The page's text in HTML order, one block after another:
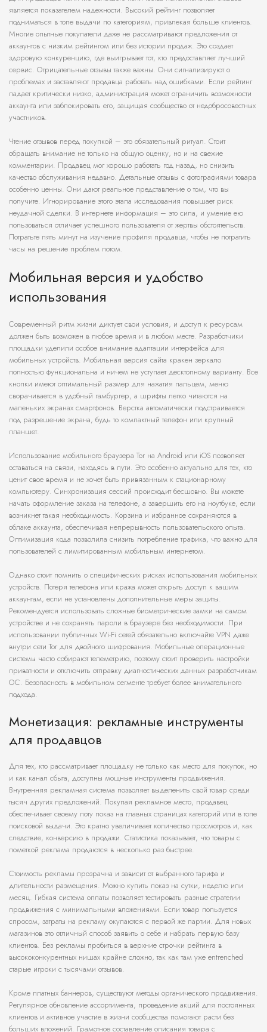
является показателем надежности. Высокий рейтинг позволяет
подниматься в топе выдачи по категориям, привлекая больше клиентов.
Многие опытные покупатели даже не рассматривают предложения от
аккаунтов с низким рейтингом или без истории продаж. Это создает
здоровую конкуренцию, где выигрывает тот, кто предоставляет лучший
сервис. Отрицательные отзывы также важны. Они сигнализируют о
проблемах и заставляют продавца работать над ошибками. Если рейтинг
падает критически низко, администрация может ограничить возможности
аккаунта или заблокировать его, защищая сообщество от недобросовестных
участников.
Чтение отзывов перед покупкой – это обязательный ритуал. Стоит
обращать внимание не только на общую оценку, но и на свежие
комментарии. Продавец мог хорошо работать год назад, но снизить
качество обслуживания недавно. Детальные отзывы с фотографиями товара
особенно ценны. Они дают реальное представление о том, что вы
получите. Игнорирование этого этапа исследования повышает риск
неудачной сделки. В интернете информация – это сила, и умение ею
пользоваться отличает успешного пользователя от жертвы обстоятельств.
Потратьте пять минут на изучение профиля продавца, чтобы не потратить
часы на решение проблем потом.
Мобильная версия и удобство
использования
Современный ритм жизни диктует свои условия, и доступ к ресурсам
должен быть возможен в любое время и в любом месте. Разработчики
площадки уделили особое внимание адаптации интерфейса для
мобильных устройств. Мобильная версия сайта кракен зеркало
полностью функциональна и ничем не уступает десктопному варианту. Все
кнопки имеют оптимальный размер для нажатия пальцем, меню
сворачивается в удобный гамбургер, а шрифты легко читаются на
маленьких экранах смартфонов. Верстка автоматически подстраивается
под разрешение экрана, будь то компактный телефон или крупный
планшет.
Использование мобильного браузера Tor на Android или iOS позволяет
оставаться на связи, находясь в пути. Это особенно актуально для тех, кто
ценит свое время и не хочет быть привязанным к стационарному
компьютеру. Синхронизация сессий происходит бесшовно. Вы можете
начать оформление заказа на телефоне, а завершить его на ноутбуке, если
возникнет такая необходимость. Корзина и избранное сохраняются в
облаке аккаунта, обеспечивая непрерывность пользовательского опыта.
Оптимизация кода позволила снизить потребление трафика, что важно для
пользователей с лимитированным мобильным интернетом.
Однако стоит помнить о специфических рисках использования мобильных
устройств. Потеря телефона или кража может открыть доступ к вашим
аккаунтам, если не установлены дополнительные меры защиты.
Рекомендуется использовать сложные биометрические замки на самом
устройстве и не сохранять пароли в браузере без необходимости. При
использовании публичных Wi-Fi сетей обязательно включайте VPN даже
внутри сети Tor для двойного шифрования. Мобильные операционные
системы часто собирают телеметрию, поэтому стоит проверить настройки
приватности и отключить отправку диагностических данных разработчикам
ОС. Безопасность в мобильном сегменте требует более внимательного
подхода.
Монетизация: рекламные инструменты
для продавцов
Для тех, кто рассматривает площадку не только как место для покупок, но
и как канал сбыта, доступны мощные инструменты продвижения.
Внутренняя рекламная система позволяет выделенить свой товар среди
тысяч других предложений. Покупая рекламное место, продавец
обеспечивает своему лоту показ на главных страницах категорий или в топе
поисковой выдачи. Это кратно увеличивает количество просмотров и, как
следствие, конверсию в продажи. Статистика показывает, что товары с
пометкой реклама продаются в несколько раз быстрее.
Стоимость рекламы прозрачна и зависит от выбранного тарифа и
длительности размещения. Можно купить показ на сутки, неделю или
месяц. Гибкая система оплаты позволяет тестировать разные стратегии
продвижения с минимальными вложениями. Если товар пользуется
спросом, затраты на рекламу окупаются с первой же партии. Для новых
магазинов это отличный способ заявить о себе и набрать первую базу
клиентов. Без рекламы пробиться в верхние строчки рейтинга в
высококонкурентных нишах крайне сложно, так как там уже entrenched
старые игроки с тысячами отзывов.
Кроме платных баннеров, существуют методы органического продвижения.
Регулярное обновление ассортимента, проведение акций для постоянных
клиентов и активное участие в жизни сообщества помогают расти без
больших вложений. Грамотное составление описания товара с